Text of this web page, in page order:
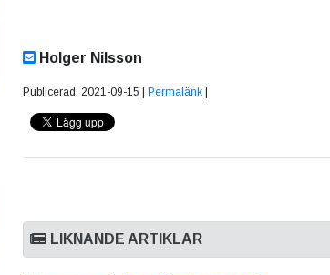
Holger Nilsson
Publicerad: 2021-09-15 | Permalänk
LIKNANDE ARTIKLAR